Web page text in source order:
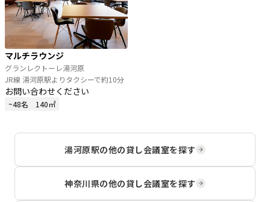
マルチラウンジ
グランレクトーレ湯河原
JR線 湯河原駅よりタクシーで約10分
お問い合わせください
~48名 140㎡
湯河原駅の他の貸し会議室を探す
神奈川県の他の貸し会議室を探す